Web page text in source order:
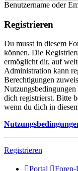
Benutzername oder
Registrieren
Du musst in diesem
können. Die
ermöglicht dir, auf
Administration kann
Berechtigungen
dich registrierst. Bitte
wenn du dich in
Registrieren
Portal Foren-